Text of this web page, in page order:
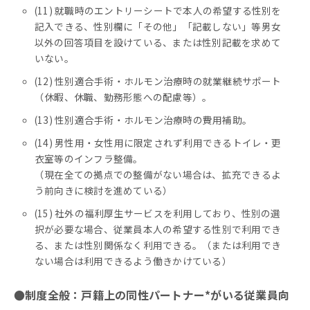
(11) 就職時のエントリーシートで本人の希望する性別を
記入できる、性別欄に「その他」「記載しない」等男女
以外の回答項目を設けている、または性別記載を求めて
いない。
(12) 性別適合手術・ホルモン治療時の就業継続サポート
（休暇、休職、勤務形態への配慮等）。
(13) 性別適合手術・ホルモン治療時の費用補助。
(14) 男性用・女性用に限定されず利用できるトイレ・更
衣室等のインフラ整備。
（現在全ての拠点での整備がない場合は、拡充できるよ
う前向きに検討を進めている）
(15) 社外の福利厚生サービスを利用しており、性別の選
択が必要な場合、従業員本人の希望する性別で利用でき
る、または性別関係なく利用できる。（または利用でき
ない場合は利用できるよう働きかけている）
●制度全般：戸籍上の同性パートナー*がいる従業員向